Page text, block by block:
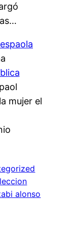
alonso